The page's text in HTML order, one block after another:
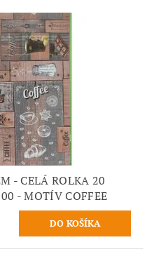
- CELÁ ROLKA 20
- MOTÍV COFFEE